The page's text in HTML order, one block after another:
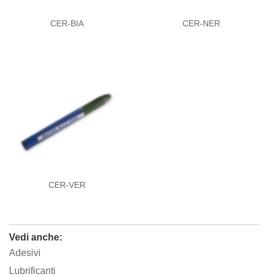
CER-BIA CER-NER
CER-VER
Vedi anche:
Adesivi
Lubrificanti